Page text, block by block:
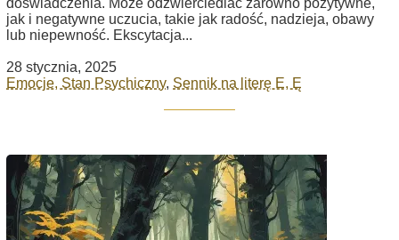
jak i negatywne uczucia, takie jak radość, nadzieja, obawy
lub niepewność. Ekscytacja...
28 stycznia, 2025
Emocje, Stan Psychiczny, Sennik na literę E, Ę